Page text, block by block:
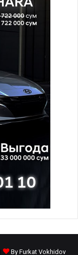
By Furkat Vokhidov